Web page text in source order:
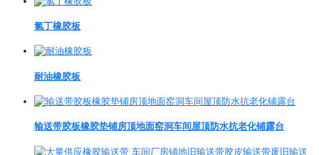
氯丁橡胶板
耐油橡胶板
输送带胶板橡胶垫铺房顶地面窑洞车间屋顶防水抗老化铺露台